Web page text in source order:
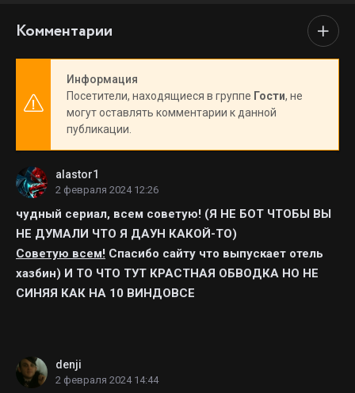
Комментарии
Информация
Посетители, находящиеся в группе Гости, не
могут оставлять комментарии к данной
публикации.
alastor1
2 февраля 2024 12:26
чудный сериал, всем советую! (Я НЕ БОТ ЧТОБЫ ВЫ
НЕ ДУМАЛИ ЧТО Я ДАУН КАКОЙ-ТО)
Советую всем! Спасибо сайту что выпускает отель
хазбин) И ТО ЧТО ТУТ КРАСТНАЯ ОБВОДКА НО НЕ
СИНЯЯ КАК НА 10 ВИНДОВСЕ
denji
2 февраля 2024 14:44